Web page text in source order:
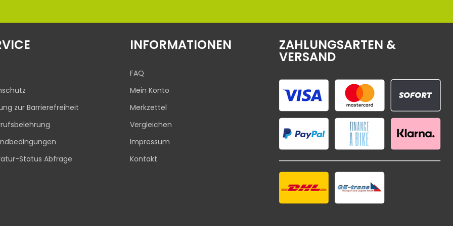
zur Barrierefreiheit
Status Abfrage
INFORMATIONEN
FAQ
Mein Konto
Merkzettel
Vergleichen
Impressum
Kontakt
ZAHLUNGSARTEN &
VERSAND